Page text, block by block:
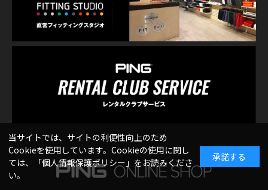
当サイトでは、サイトの利便性向上のため
Cookieを使用しています。Cookieの使用に関し
ては、「個人情報保護ポリシー」をお読みくださ
い。
承諾する